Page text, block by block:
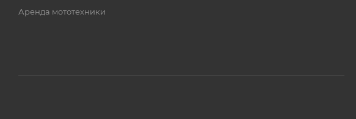
Аренда мототехники